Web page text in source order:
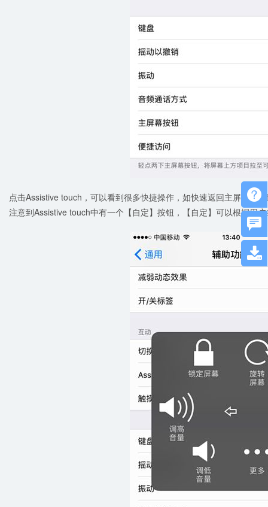
点击Assistive touch，可以看到很多快捷操作，如快速返回主屏幕、
注意到Assistive touch中有一个【自定】按钮，【自定】可以根据用


